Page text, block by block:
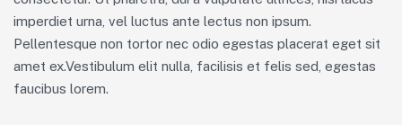
imperdiet urna, vel luctus ante lectus non ipsum.
Pellentesque non tortor nec odio egestas placerat eget sit
amet ex.Vestibulum elit nulla, facilisis et felis sed, egestas
faucibus lorem.